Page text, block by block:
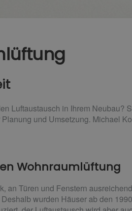
Luftaustausch in Ihrem Neubau?
und Umsetzung. Michael
Wohnraumlüftung
an Türen und Fenstern
wurden Häuser ab den